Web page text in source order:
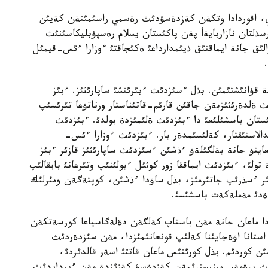
اقوردادا وتكةن كةزدةسؤدئث رةسمي راسئمئنةن كةيئن
نازاربايةأ پةن پاكئستان يسلام رةسپؤبليكاسئنئث
جانة ايماقتئق ذيئمدارداعئ ةكئجاقتئ ءوزارا ءئس-قيمئل
بذل ءسئزدئث ءبئرئنشئ ساپارئثئز. ءبئز
جاقئن قارئم-قاتئناستار ورناتؤعا تئرئسئپ
باسشئلئعئ دا ءبئزدئث ةلئمئزدة بولدئ. ءبئزدئث
كةلئسئمدةر بار. ءبئزدئث ءوزارا ءئس-
جانة بةلگئلةؤ ءذشئن ءسئزدئث ساپارئثئز قازئر ءبئز
ءبئزدئث ايماققا زور كوثئل ءبولئنئپ وتئرعانئ بايقالئپ
ءسذرئپ جاتئرمئز، بذل ساؤدا ءذشئن، كوپتةگةن ومئرلئك
مةملةكةت باسشئسئ.
ماعان جانة مةن باستاپ كةلگةن دةلةگاسياعا كورسةتكةن
اؤةجايئنا كةلئپ قونعانئمئزدا، مةن سئزدةردئث
كوردئم. بذل كورئنئس ماعان قاتتئ اسةر قالدئردئ،